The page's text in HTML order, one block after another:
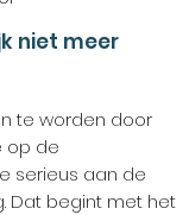
niet meer
te worden door
op de
serieus aan de
Dat begint met het